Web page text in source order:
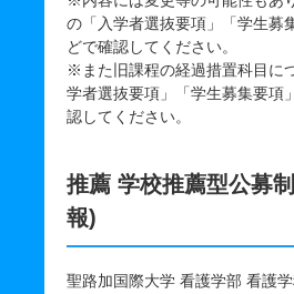
の「入学者選抜要項」「学生募
どで確認してください。
※また旧課程の経過措置科目に
学者選抜要項」「学生募集要項
認してください。
推薦 学校推薦型公募
報)
聖路加国際大学 看護学部 看護